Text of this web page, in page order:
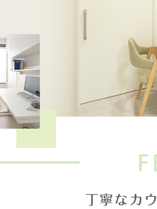
丁寧なカ